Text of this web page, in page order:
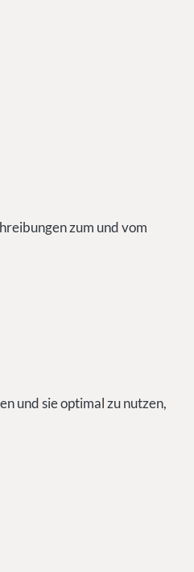
zum und vom
und sie optimal zu nutzen,